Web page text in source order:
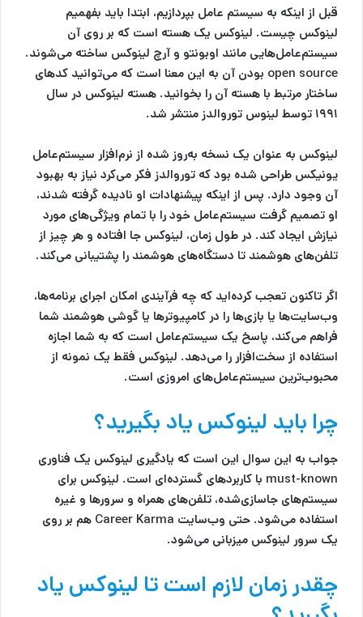
قبل از اینکه به سیستم عامل بپردازیم، ابتدا باید بفهمیم
لینوکس چیست. لینوکس یک هسته است که بر روی آن
سیستم‌عامل‌هایی مانند اوبونتو و آرچ لینوکس ساخته می‌شوند.
open source بودن آن به این معنا است که می‌توانید کدهای
ساختار مرتبط با هسته آن را بخوانید. هسته لینوکس در سال
۱۹۹۱ توسط لینوس توروالدز منتشر شد.
لینوکس به عنوان یک نسخه به‌روز شده از نرم‌افزار سیستم‌عامل
یونیکس طراحی شده بود که توروالدز فکر می‌کرد نیاز به بهبود
آن وجود دارد. پس از اینکه پیشنهادات او نادیده گرفته شدند،
او تصمیم گرفت سیستم‌عامل خود را با تمام ویژگی‌های مورد
نیازش ایجاد کند. در طول زمان، لینوکس جا افتاده و هر چیز از
تلفن‌های هوشمند تا دستگاه‌های هوشمند را پشتیبانی می‌کند.
اگر تاکنون تعجب کرده‌اید که چه فرآیندی امکان اجرای برنامه‌ها،
وب‌سایت‌ها یا بازی‌ها را در کامپیوترها یا گوشی هوشمند شما
فراهم می‌کند، پاسخ یک سیستم‌عامل است که به شما اجازه
استفاده از سخت‌افزار را می‌دهد. لینوکس فقط یک نمونه از
محبوب‌ترین سیستم‌عامل‌های امروزی است.
چرا باید لینوکس یاد بگیرید؟
جواب به این سوال این است که یادگیری لینوکس یک فناوری
must-known با کاربردهای گسترده‌ای است. لینوکس برای
سیستم‌های جاسازی‌شده، تلفن‌های همراه و سرورها و غیره
استفاده می‌شود. حتی وب‌سایت Career Karma هم بر روی
یک سرور لینوکس میزبانی می‌شود.
چقدر زمان لازم است تا لینوکس یاد